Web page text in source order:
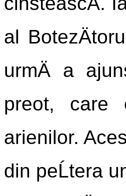
al
urmÄ a
preot, care
arienilor.
din peĹtera